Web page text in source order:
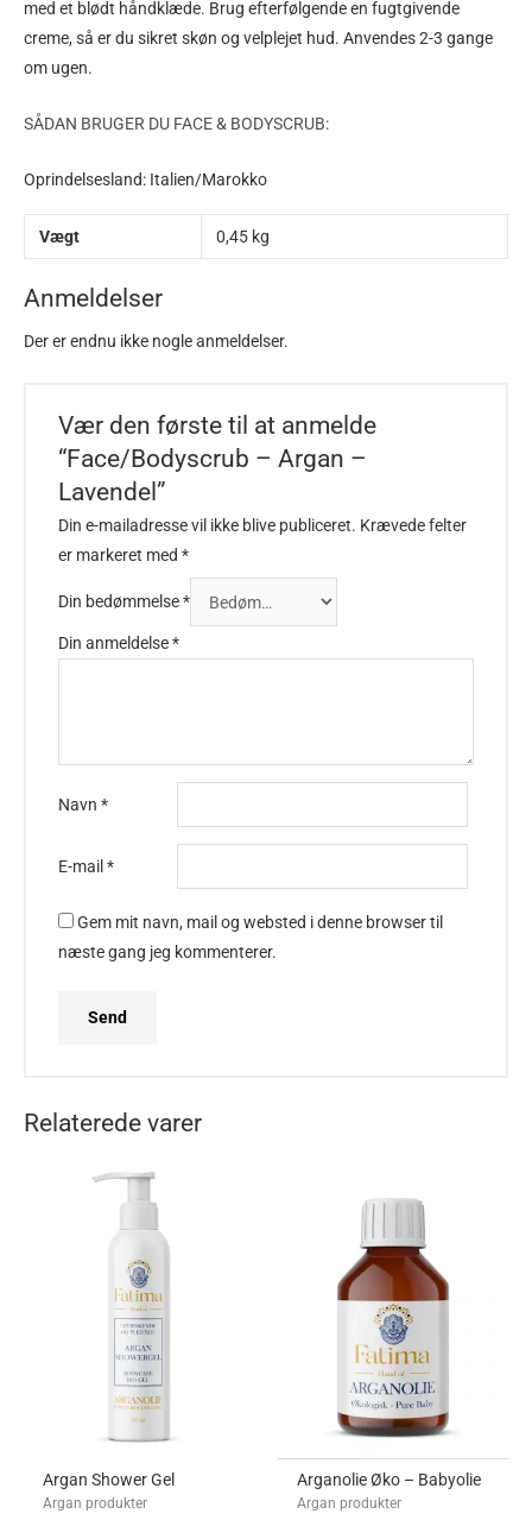
med et blødt håndklæde. Brug efterfølgende en fugtgivende
creme, så er du sikret skøn og velplejet hud. Anvendes 2-3 gange
om ugen.
SÅDAN BRUGER DU FACE & BODYSCRUB:
Oprindelsesland: Italien/Marokko
Vægt 0,45 kg
Anmeldelser
Der er endnu ikke nogle anmeldelser.
Vær den første til at anmelde
“Face/Bodyscrub – Argan –
Lavendel”
Din e-mailadresse vil ikke blive publiceret. Krævede felter
er markeret med*
Din bedømmelse*
Din anmeldelse*
Navn*
E-mail*
Gem mit navn, mail og websted i denne browser til
næste gang jeg kommenterer.
Relaterede varer
Argan Shower Gel
Argan produkter
Arganolie Øko – Babyolie
Argan produkter